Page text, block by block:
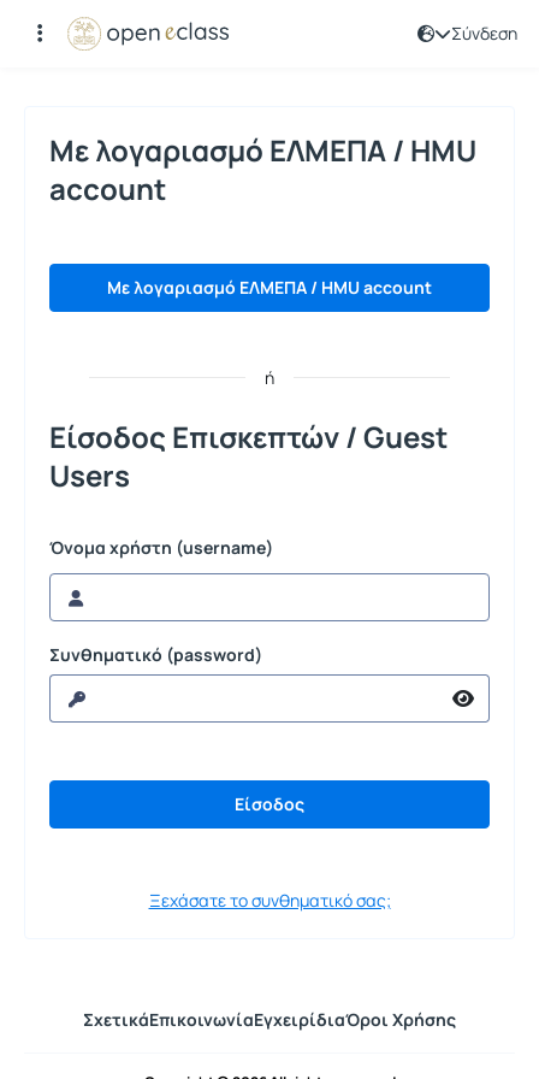
Σύνδεση
Σύνδεση
Με λογαριασμό ΕΛΜΕΠΑ / HMU
account
Με λογαριασμό ΕΛΜΕΠΑ / HMU account
ή
Είσοδος Επισκεπτών / Guest
Users
Όνομα χρήστη (username)
Συνθηματικό (password)
Ξεχάσατε το συνθηματικό σας;
ΣχετικάΕπικοινωνίαΕγχειρίδιαΌροι Χρήσης